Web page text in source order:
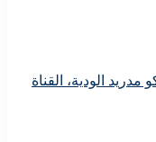
الودية، القناة